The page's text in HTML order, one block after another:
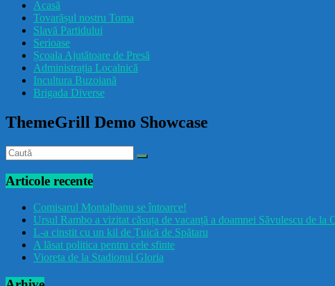
Acasă
Tovarășul nostru Toma
Slavă Partidului
Serioase
Școala Ajutătoare de Presă
Administrația Localnică
Incultura Buzoiană
Brigada Diverse
ThemeGrill Demo Showcase
Articole recente
Comisarul Montalbanu se întoarce!
Ursul Rambo a vizitat căsuța de vacanță a doamnei Săvulescu de la
L-a cinstit cu un kil de Țuică de Spătaru
A lăsat politica pentru cele sfinte
Vioreta de la Stadionul Gloria